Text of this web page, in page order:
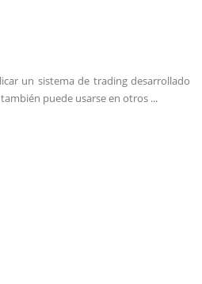
un sistema de trading desarrollado
puede usarse en otros ...